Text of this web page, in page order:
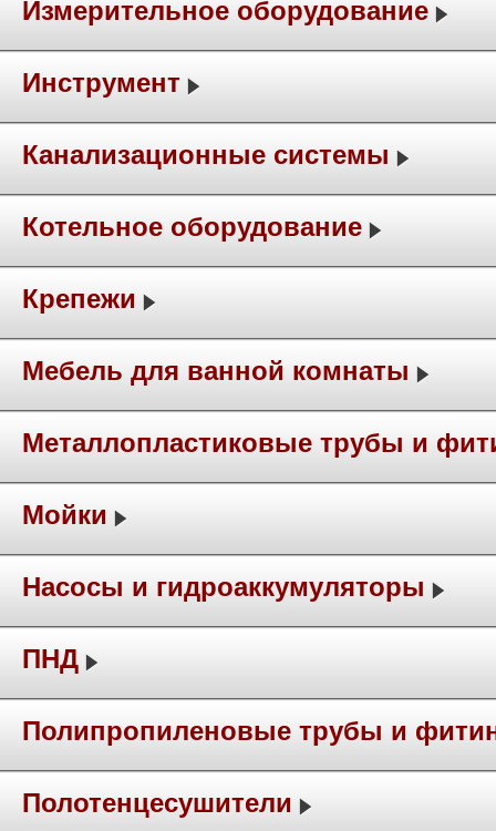
Измерительное оборудование
Инструмент
Канализационные системы
Котельное оборудование
Крепежи
Мебель для ванной комнаты
Металлопластиковые трубы и
Мойки
Насосы и гидроаккумуляторы
ПНД
Полипропиленовые трубы и
Полотенцесушители